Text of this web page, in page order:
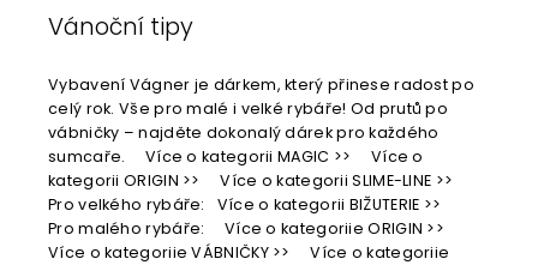
Vánoční tipy
Vybavení Vágner je dárkem, který přinese radost po
celý rok. Vše pro malé i velké rybáře! Od prutů po
vábničky – najděte dokonalý dárek pro každého
sumcaře. Více o kategorii MAGIC >> Více o
kategorii ORIGIN >> Více o kategorii SLIME-LINE >>
Pro velkého rybáře: Více o kategorii BIŽUTERIE >>
Pro malého rybáře: Více o kategoriie ORIGIN >>
Více o kategoriie VÁBNIČKY >> Více o kategoriie